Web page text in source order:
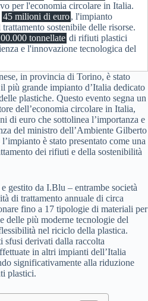
per l'economia circolare in Italia.
45 milioni di euro, l'impianto
sostenibile delle risorse.
tonnellate di rifiuti plastici
e l'innovazione tecnologica del
in provincia di Torino, è stato
più grande impianto d’Italia dedicato
plastiche. Questo evento segna un
dell’economia circolare in Italia,
di euro che sottolinea l’importanza e
del ministro dell’Ambiente Gilberto
è stato presentato come una
dei rifiuti e della sostenibilità
gestito da I.Blu – entrambe società
di trattamento annuale di circa
fino a 17 tipologie di materiali per
delle più moderne tecnologie del
nel riciclo della plastica.
sfusi derivati dalla raccolta
in altri impianti dell’Italia
significativamente alla riduzione
plastici.